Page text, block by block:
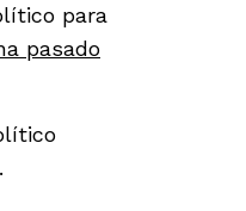
para
pasado